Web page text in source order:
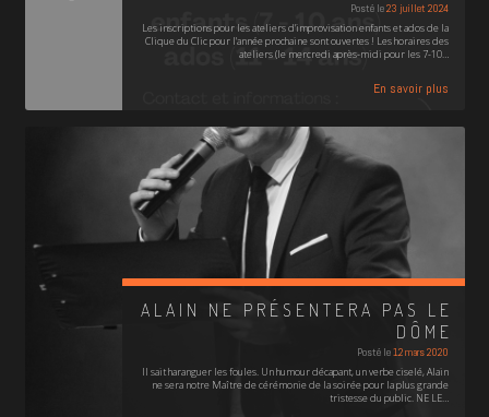
Posté le23 juillet 2024
Les inscriptions pour les ateliers d'improvisation enfants et ados de la
Clique du Clic pour l'année prochaine sont ouvertes ! Les horaires des
ateliers (le mercredi après-midi pour les 7-10…
En savoir plus
ALAIN NE PRÉSENTERA PAS LE
DÔME
Posté le12 mars 2020
Il sait haranguer les foules. Un humour décapant, un verbe ciselé, Alain
ne sera notre Maître de cérémonie de la soirée pour la plus grande
tristesse du public. NE LE…